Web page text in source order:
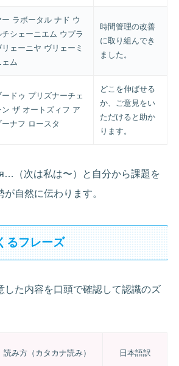
ー ラボータル ナド ウ
チシェーニエム ウプラ
リェーニヤ ヴリェーミ
ェム
時間管理の改善
に取り組んでき
ました。
ードゥ プリズナーチェ
ン ザ オートズィフ ア
ーナフ ロースタ
どこを伸ばせる
か、ご意見をい
ただけると助か
ります。
（次は私は〜）と自分から課題を
自然に伝わります。
るフレーズ
した内容を口頭で確認して認識のズ
読み方（カタカナ読み） 日本語訳